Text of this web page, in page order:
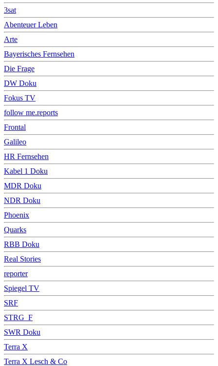
3sat
Abenteuer Leben
Arte
Bayerisches Fernsehen
Die Frage
DW Doku
Fokus TV
follow me.reports
Frontal
Galileo
HR Fernsehen
Kabel 1 Doku
MDR Doku
NDR Doku
Phoenix
Quarks
RBB Doku
Real Stories
reporter
Spiegel TV
SRF
STRG_F
SWR Doku
Terra X
Terra X Lesch & Co